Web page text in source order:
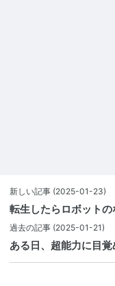
新しい記事 (2025-01-23)
転生したらロボット
過去の記事 (2025-01-21)
ある日、超能力に目